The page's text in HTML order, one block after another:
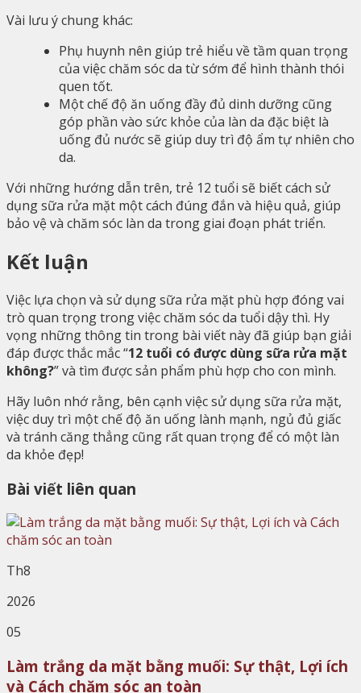
Vài lưu ý chung khác:
Phụ huynh nên giúp trẻ hiểu về tầm quan trọng
của việc chăm sóc da từ sớm để hình thành thói
quen tốt.
Một chế độ ăn uống đầy đủ dinh dưỡng cũng
góp phần vào sức khỏe của làn da đặc biệt là
uống đủ nước sẽ giúp duy trì độ ẩm tự nhiên cho
da.
Với những hướng dẫn trên, trẻ 12 tuổi sẽ biết cách sử
dụng sữa rửa mặt một cách đúng đắn và hiệu quả, giúp
bảo vệ và chăm sóc làn da trong giai đoạn phát triển.
Kết luận
Việc lựa chọn và sử dụng sữa rửa mặt phù hợp đóng vai
trò quan trọng trong việc chăm sóc da tuổi dậy thì. Hy
vọng những thông tin trong bài viết này đã giúp bạn giải
đáp được thắc mắc “12 tuổi có được dùng sữa rửa mặt
không?” và tìm được sản phẩm phù hợp cho con mình.
Hãy luôn nhớ rằng, bên cạnh việc sử dụng sữa rửa mặt,
việc duy trì một chế độ ăn uống lành mạnh, ngủ đủ giấc
và tránh căng thẳng cũng rất quan trọng để có một làn
da khỏe đẹp!
Bài viết liên quan
Th8
2026
05
Làm trắng da mặt bằng muối: Sự thật, Lợi ích
và Cách chăm sóc an toàn